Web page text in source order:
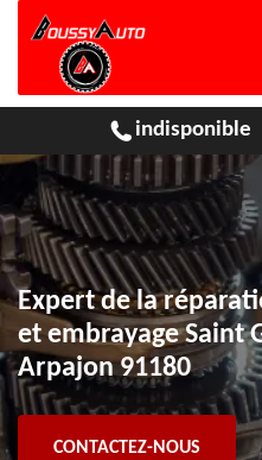
indisponible
Expert de la
et embrayage Saint
Arpajon 91180
CONTACTEZ-NOUS